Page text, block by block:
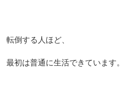
転倒する人ほど、
最初は普通に生活できています。